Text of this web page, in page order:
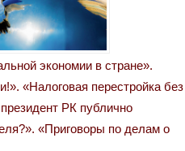
экономии в стране».
«Налоговая перестройка без
РК публично
«Приговоры по делам о